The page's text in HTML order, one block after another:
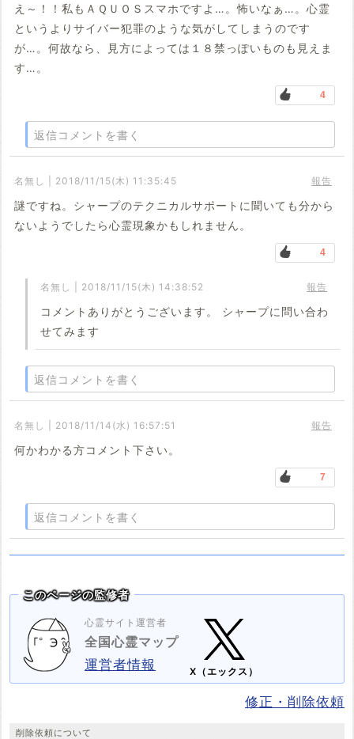
え～！！私もＡＱＵＯＳスマホですよ…。怖いなぁ…。心霊
というよりサイバー犯罪のような気がしてしまうのです
が…。何故なら、見方によっては１８禁っぽいものも見えま
す…。
4
返信コメントを書く
名無し | 2018/11/15(木) 11:35:45 報告
謎ですね。シャープのテクニカルサポートに聞いても分から
ないようでしたら心霊現象かもしれません。
4
名無し | 2018/11/15(木) 14:38:52 報告
コメントありがとうございます。 シャープに問い合わ
せてみます
返信コメントを書く
名無し | 2018/11/14(水) 16:57:51 報告
何かわかる方コメント下さい。
7
返信コメントを書く
このページの監修者
心霊サイト運営者
全国心霊マップ
運営者情報
X（エックス）
修正・削除依頼
削除依頼について